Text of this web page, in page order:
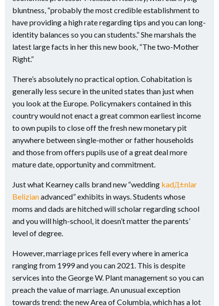
bluntness, “probably the most credible establishment to
have providing a high rate regarding tips and you can long-
identity balances so you can students.” She marshals the
latest large facts in her this new book, “The two-Mother
Right.”
There’s absolutely no practical option. Cohabitation is
generally less secure in the united states than just when
you look at the Europe. Policymakers contained in this
country would not enact a great common earliest income
to own pupils to close off the fresh new monetary pit
anywhere between single-mother or father households
and those from offers pupils use of a great deal more
mature date, opportunity and commitment.
Just what Kearney calls brand new “wedding kadД±nlar
Belizianadvanced” exhibits in ways. Students whose
moms and dads are hitched will scholar regarding school
and you will high-school, it doesn’t matter the parents’
level of degree.
However, marriage prices fell every where in america
ranging from 1999 and you can 2021. This is despite
services into the George W. Plant management so you can
preach the value of marriage. An unusual exception
towards trend: the new Area of Columbia, which has a lot